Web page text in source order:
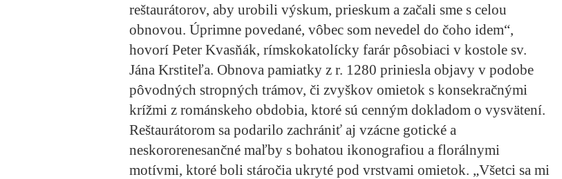
reštaurátorov, aby urobili výskum, prieskum a začali sme s celou
obnovou. Úprimne povedané, vôbec som nevedel do čoho idem“,
hovorí Peter Kvasňák, rímskokatolícky farár pôsobiaci v kostole sv.
Jána Krstiteľa. Obnova pamiatky z r. 1280 priniesla objavy v podobe
pôvodných stropných trámov, či zvyškov omietok s konsekračnými
krížmi z románskeho obdobia, ktoré sú cenným dokladom o vysvätení.
Reštaurátorom sa podarilo zachrániť aj vzácne gotické a
neskororenesančné maľby s bohatou ikonografiou a florálnymi
motívmi, ktoré boli stáročia ukryté pod vrstvami omietok. „Všetci sa mi